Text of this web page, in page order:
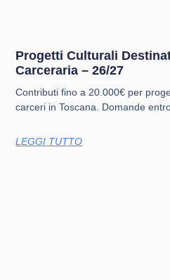
Progetti Culturali
Carceraria – 26/27
Contributi fino a 20.000€ per
carceri in Toscana. Domande
LEGGI TUTTO